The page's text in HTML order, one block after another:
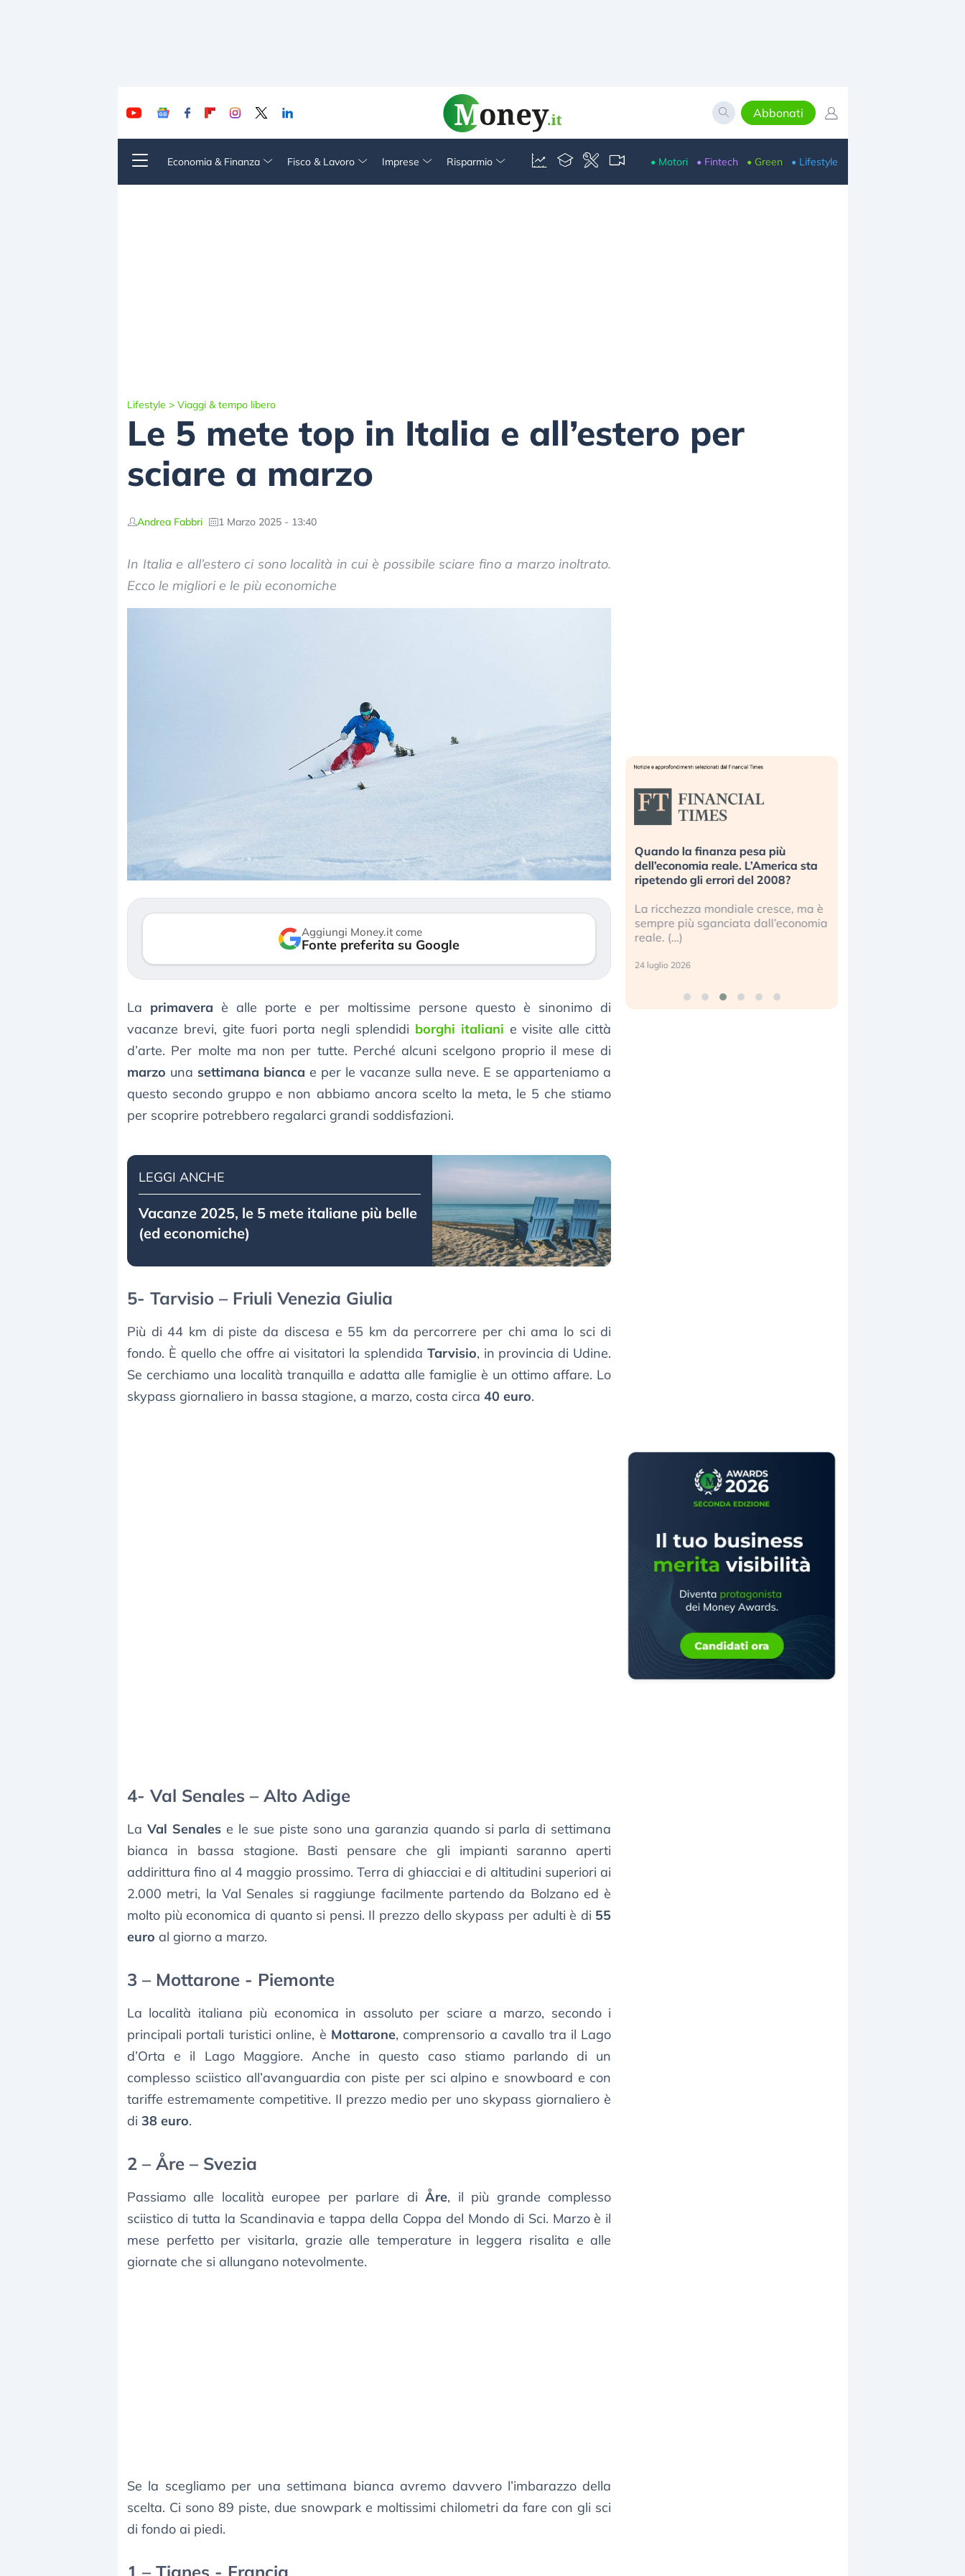
Abbonati
Economia & Finanza Fisco & Lavoro Imprese Risparmio • Motori • Fintech • Green • Lifestyle
Lifestyle > Viaggi & tempo libero
Le 5 mete top in Italia e all’estero per
sciare a marzo
Andrea Fabbri 1 Marzo 2025 - 13:40
In Italia e all’estero ci sono località in cui è possibile sciare fino a marzo inoltrato.
Ecco le migliori e le più economiche
Aggiungi Money.it come
Fonte preferita su Google
La primavera è alle porte e per moltissime persone questo è sinonimo di
vacanze brevi, gite fuori porta negli splendidi borghi italiani e visite alle città
d’arte. Per molte ma non per tutte. Perché alcuni scelgono proprio il mese di
marzo una settimana bianca e per le vacanze sulla neve. E se apparteniamo a
questo secondo gruppo e non abbiamo ancora scelto la meta, le 5 che stiamo
per scoprire potrebbero regalarci grandi soddisfazioni.
LEGGI ANCHE
Vacanze 2025, le 5 mete italiane più belle
(ed economiche)
5- Tarvisio – Friuli Venezia Giulia
Più di 44 km di piste da discesa e 55 km da percorrere per chi ama lo sci di
fondo. È quello che offre ai visitatori la splendida Tarvisio, in provincia di Udine.
Se cerchiamo una località tranquilla e adatta alle famiglie è un ottimo affare. Lo
skypass giornaliero in bassa stagione, a marzo, costa circa 40 euro.
4- Val Senales – Alto Adige
La Val Senalese le sue piste sono una garanzia quando si parla di settimana
bianca in bassa stagione. Basti pensare che gli impianti saranno aperti
addirittura fino al 4 maggio prossimo. Terra di ghiacciai e di altitudini superiori ai
2.000 metri, la Val Senales si raggiunge facilmente partendo da Bolzano ed è
molto più economica di quanto si pensi. Il prezzo dello skypass per adulti è di 55
euro al giorno a marzo.
3 – Mottarone - Piemonte
La località italiana più economica in assoluto per sciare a marzo, secondo i
principali portali turistici online, è Mottarone, comprensorio a cavallo tra il Lago
d’Orta e il Lago Maggiore. Anche in questo caso stiamo parlando di un
complesso sciistico all’avanguardia con piste per sci alpino e snowboard e con
tariffe estremamente competitive. Il prezzo medio per uno skypass giornaliero è
di 38 euro.
2 – Åre – Svezia
Passiamo alle località europee per parlare diÅre, il più grande complesso
sciistico di tutta la Scandinavia e tappa della Coppa del Mondo di Sci. Marzo è il
mese perfetto per visitarla, grazie alle temperature in leggera risalita e alle
giornate che si allungano notevolmente.
Se la scegliamo per una settimana bianca avremo davvero l’imbarazzo della
scelta. Ci sono 89 piste, due snowpark e moltissimi chilometri da fare con gli sci
di fondo ai piedi.
Dalle valutazioni estreme alla
correzione. Cosa sta guidando il
repricing degli asset?
3 agosto 2026
«La mia vita è rovinata». Investitori
in preda al panico dopo lo scoppio
della bolla AI
Kospi, mentre gli investitori retail (…)
30 luglio 2026
Quando la finanza pesa più
dell’economia reale. L’America sta
ripetendo gli errori del 2008?
La ricchezza mondiale cresce, ma è
sempre più sganciata dall’economia
reale. (…)
24 luglio 2026